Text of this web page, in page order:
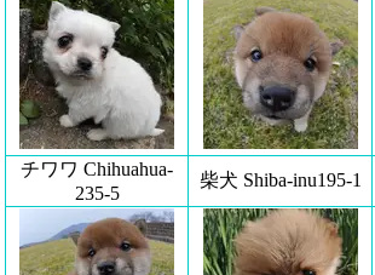
チワワ Chihuahua-
235-5
柴犬 Shiba-inu195-1